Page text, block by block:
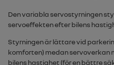
Den variabla servostyrningen
servoeffekten efter bilens
Styrningen är lättare vid
komforten) medan servoverkan
bilens hastighet (för en bättre